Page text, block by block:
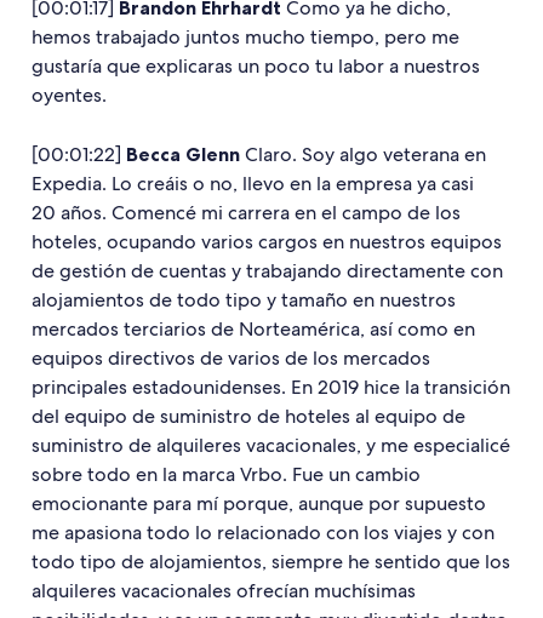
[00:01:17] Brandon Ehrhardt Como ya he dicho,
hemos trabajado juntos mucho tiempo, pero me
gustaría que explicaras un poco tu labor a nuestros
oyentes.
[00:01:22] Becca Glenn Claro. Soy algo veterana en
Expedia. Lo creáis o no, llevo en la empresa ya casi
20 años. Comencé mi carrera en el campo de los
hoteles, ocupando varios cargos en nuestros equipos
de gestión de cuentas y trabajando directamente con
alojamientos de todo tipo y tamaño en nuestros
mercados terciarios de Norteamérica, así como en
equipos directivos de varios de los mercados
principales estadounidenses. En 2019 hice la transición
del equipo de suministro de hoteles al equipo de
suministro de alquileres vacacionales, y me especialicé
sobre todo en la marca Vrbo. Fue un cambio
emocionante para mí porque, aunque por supuesto
me apasiona todo lo relacionado con los viajes y con
todo tipo de alojamientos, siempre he sentido que los
alquileres vacacionales ofrecían muchísimas